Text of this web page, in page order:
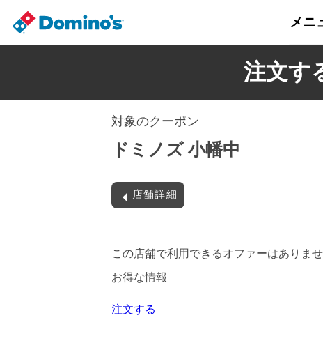
メニ
注文す
対象のクーポン
ドミノズ 小幡中
店舗詳細
この店舗で利用できるオファーはありま
お得な情報
注文する